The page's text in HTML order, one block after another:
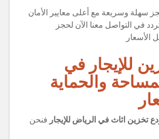
سهلة وسريعة مع أعلى معايير الأمان
في التواصل معنا الآن لحجز
الأسعار
للإيجار في
والحماية
تخزين اثاث في الرياض للإيجار فنحن